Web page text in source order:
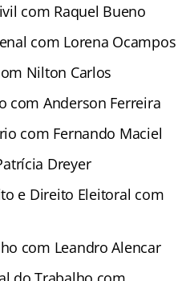
com Raquel Bueno
com Lorena Ocampos
Nilton Carlos
com Anderson Ferreira
com Fernando Maciel
Dreyer
e Direito Eleitoral com
com Leandro Alencar